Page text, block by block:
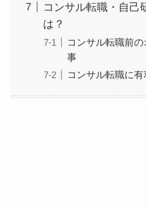
コンサル転職・自己
は？
コンサル転職前
事
コンサル転職に